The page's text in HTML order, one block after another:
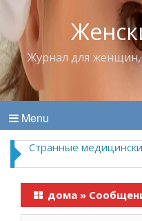
Журнал для женщин,
Menu
Странные
дома »